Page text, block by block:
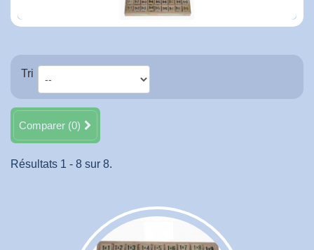
Tri
Comparer (0)
Résultats 1 - 8 sur 8.